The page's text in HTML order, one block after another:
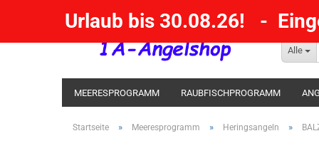
Alle
Urlaub bis 30.08.26! -
MEERESPROGRAMM RAUBFISCHPROGRAMM
KESCHER / SENKE / GAFF POSEN SBIRULINOS
Startseite » Meeresprogramm » Heringsangeln »